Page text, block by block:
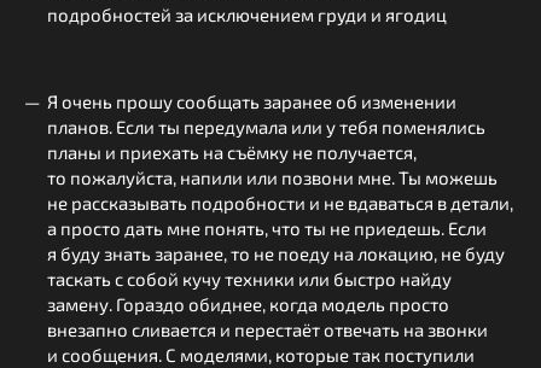
подробностей за исключением груди и ягодиц
Я очень прошу сообщать заранее об изменении
планов. Если ты передумала или у тебя поменялись
планы и приехать на съёмку не получается,
то пожалуйста, напили или позвони мне. Ты можешь
не рассказывать подробности и не вдаваться в детали,
а просто дать мне понять, что ты не приедешь. Если
я буду знать заранее, то не поеду на локацию, не буду
таскать с собой кучу техники или быстро найду
замену. Гораздо обиднее, когда модель просто
внезапно сливается и перестаёт отвечать на звонки
и сообщения. С моделями, которые так поступили